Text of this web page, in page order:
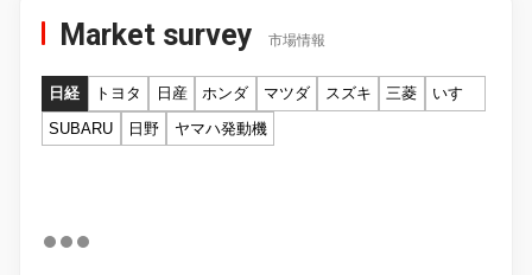
Market survey 市場情報
日経 トヨタ 日産 ホンダ マツダ スズキ 三菱
いすゞ
SUBARU
日野 ヤマハ発動機